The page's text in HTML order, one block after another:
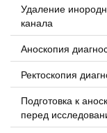
Удаление
канала
Аноскопия
Ректоскопия
Подготовка к
перед